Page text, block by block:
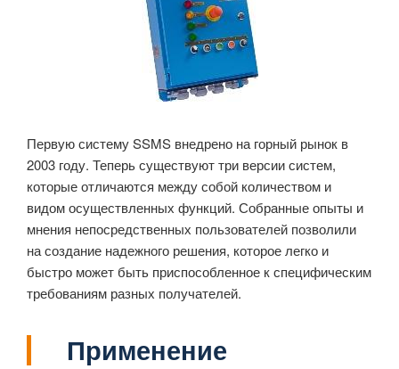
Первую систему SSMS внедрено на горный рынок в
2003 году. Теперь существуют три версии систем,
которые отличаются между собой количеством и
видом осуществленных функций. Собранные опыты и
мнения непосредственных пользователей позволили
на создание надежного решения, которое легко и
быстро может быть приспособленное к специфическим
требованиям разных получателей.
Применение